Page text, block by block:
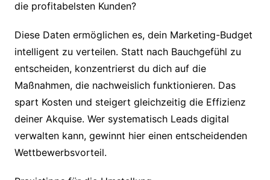
die profitabelsten Kunden?
Diese Daten ermöglichen es, dein Marketing-Budget
intelligent zu verteilen. Statt nach Bauchgefühl zu
entscheiden, konzentrierst du dich auf die
Maßnahmen, die nachweislich funktionieren. Das
spart Kosten und steigert gleichzeitig die Effizienz
deiner Akquise. Wer systematisch Leads digital
verwalten kann, gewinnt hier einen entscheidenden
Wettbewerbsvorteil.